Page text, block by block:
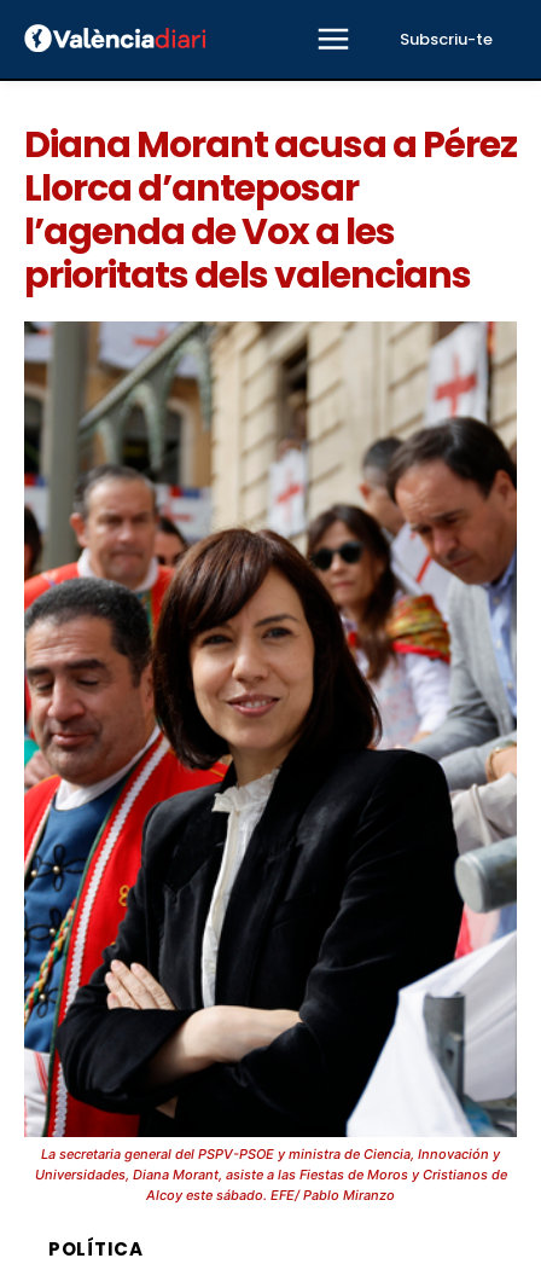
Subscriu-te
Diana Morant acusa a Pérez
Llorca d’anteposar
l’agenda de Vox a les
prioritats dels valencians
La secretaria general del PSPV-PSOE y ministra de Ciencia, Innovación y
Universidades, Diana Morant, asiste a las Fiestas de Moros y Cristianos de
Alcoy este sábado. EFE/ Pablo Miranzo
POLÍTICA